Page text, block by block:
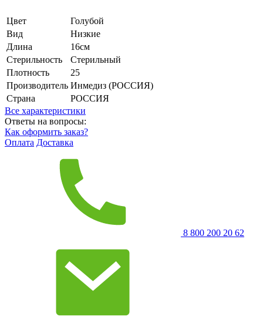
Цвет
Голубой
Вид
Низкие
Длина
16см
Стерильность
Стерильный
Плотность
25
Производитель Инмедиз (РОССИЯ)
Страна
РОССИЯ
Все характеристики
Ответы на вопросы:
Как оформить заказ?
Оплата Доставка
8 800 200 20 62